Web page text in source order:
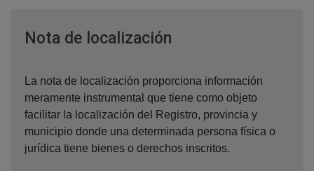
Nota de localización
La nota de localización proporciona información
meramente instrumental que tiene como objeto
facilitar la localización del Registro, provincia y
municipio donde una determinada persona física o
jurídica tiene bienes o derechos inscritos.